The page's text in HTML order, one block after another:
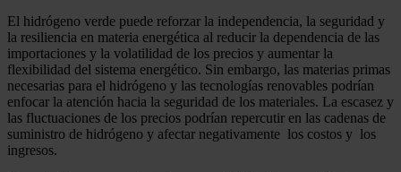
El hidrógeno verde puede reforzar la independencia, la seguridad y
la resiliencia en materia energética al reducir la dependencia de las
importaciones y la volatilidad de los precios y aumentar la
flexibilidad del sistema energético. Sin embargo, las materias primas
necesarias para el hidrógeno y las tecnologías renovables podrían
enfocar la atención hacia la seguridad de los materiales. La escasez y
las fluctuaciones de los precios podrían repercutir en las cadenas de
suministro de hidrógeno y afectar negativamente los costos y los
ingresos.